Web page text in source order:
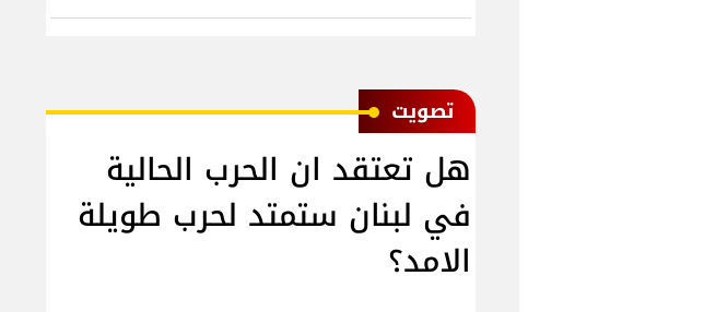
ﺗﺼﻮﻳﺖ
هل تعتقد ان الحرب الحالية
في لبنان ستمتد لحرب طويلة
الامد؟